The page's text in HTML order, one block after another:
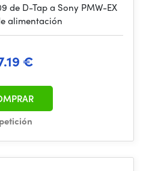
de D-Tap a Sony PMW-EX
alimentación
€